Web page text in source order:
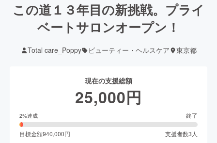
この道１３年目の新挑戦。プライ
ベートサロンオープン！
Total care_Poppy ビューティー・ヘルスケア 東京都
現在の支援総額
25,000円
2%達成 終了
目標金額940,000円 支援者数3 人